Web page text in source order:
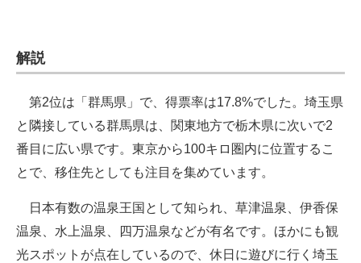
解説
第2位は「群馬県」で、得票率は17.8%でした。埼玉県
と隣接している群馬県は、関東地方で栃木県に次いで2
番目に広い県です。東京から100キロ圏内に位置するこ
とで、移住先としても注目を集めています。
日本有数の温泉王国として知られ、草津温泉、伊香保
温泉、水上温泉、四万温泉などが有名です。ほかにも観
光スポットが点在しているので、休日に遊びに行く埼玉